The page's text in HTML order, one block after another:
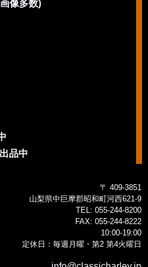
像多数)
品中
〒 409-3851
山梨県中巨摩郡昭和町河西621-9
TEL: 055-244-8200
FAX: 055-244-8222
10:00-19:00
定休日：毎週月曜・第2 第4火曜日